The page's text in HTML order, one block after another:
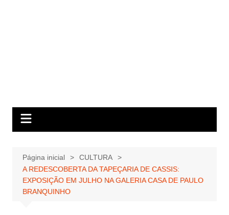
Página inicial
CULTURA
A REDESCOBERTA DA TAPEÇARIA DE CASSIS:
EXPOSIÇÃO EM JULHO NA GALERIA CASA DE PAULO
BRANQUINHO